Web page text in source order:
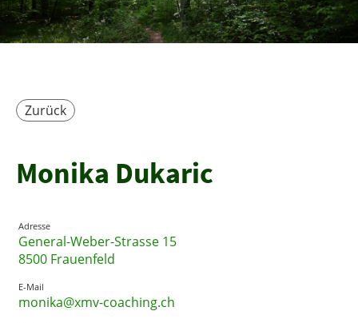
Zurück
Monika Dukaric
Adresse
General-Weber-Strasse 15
8500 Frauenfeld
E-Mail
monika@xmv-coaching.ch